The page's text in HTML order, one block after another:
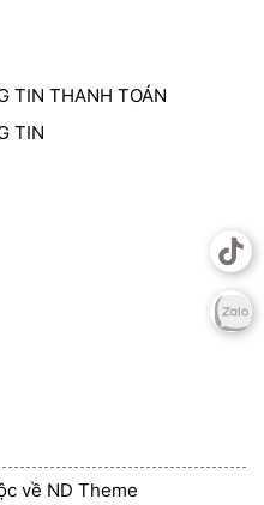
TIN THANH TOÁN
TIN
về ND Theme